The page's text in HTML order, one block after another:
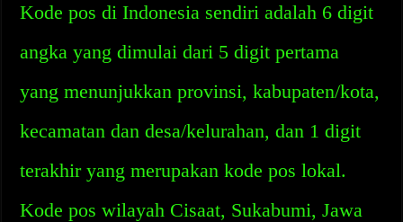
Kode pos di Indonesia sendiri adalah 6 digit
angka yang dimulai dari 5 digit pertama
yang menunjukkan provinsi, kabupaten/kota,
kecamatan dan desa/kelurahan, dan 1 digit
terakhir yang merupakan kode pos lokal.
Kode pos wilayah Cisaat, Sukabumi, Jawa